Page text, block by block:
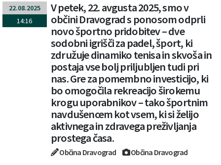
22.08.2025
14:16
V petek, 22. avgusta 2025, smo v
občini Dravograd s ponosom odprli
novo športno pridobitev – dve
sodobni igrišči za padel, šport, ki
združuje dinamiko tenisa in skvoša in
postaja vse bolj priljubljen tudi pri
nas. Gre za pomembno investicijo, ki
bo omogočila rekreacijo širokemu
krogu uporabnikov – tako športnim
navdušencem kot vsem, ki si želijo
aktivnega in zdravega preživljanja
prostega časa.
Občina Dravograd
Občina Dravograd